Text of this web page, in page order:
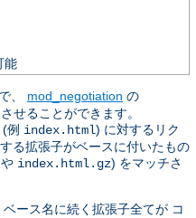
能
、 mod_negotiation の
せることができます。
例 index.html) に対するリク
る拡張子がベースに付いたもの
や index.html.gz) をマッチさ
ース名に続く拡張子全てが コ